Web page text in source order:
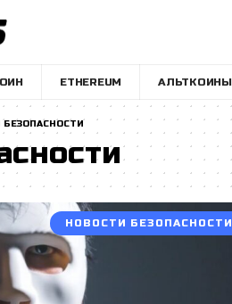
ETHEREUM АЛЬТКОИНЫ
БЕЗОПАСНОСТИ
НОВОСТИ БЕЗОПАСНОСТИ